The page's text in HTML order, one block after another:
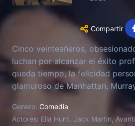
Compartir
Cinco veinteañeros,
luchan por alcanzar el éxito
queda tiempo, la felicidad
glamuroso de Manhattan,
Genero: Comedia
Actores: Ella Hunt, Jack Martin,